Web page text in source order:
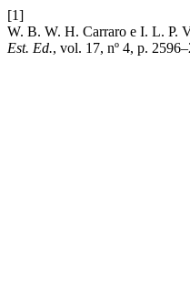
[1]
W. B. W. H. Carraro e I. L. P.
Est. Ed., vol. 17, nº 4, p.